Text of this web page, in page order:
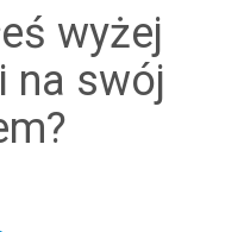
wyżej
na swój